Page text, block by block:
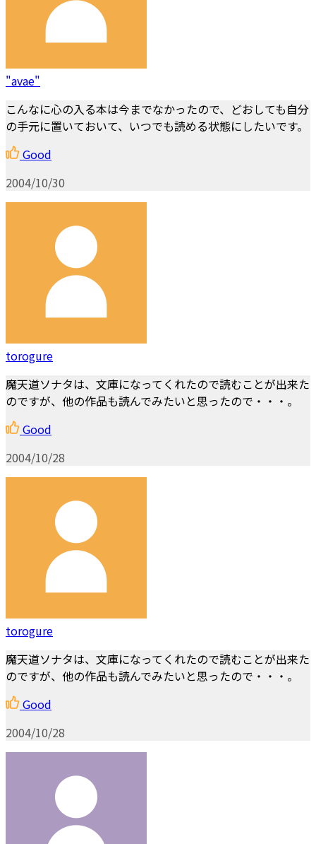
"avae"
こんなに心の入る本は今までなかったので、どおしても自分
の手元に置いておいて、いつでも読める状態にしたいです。
Good
2004/10/30
torogure
魔天道ソナタは、文庫になってくれたので読むことが出来た
のですが、他の作品も読んでみたいと思ったので・・・。
Good
2004/10/28
torogure
魔天道ソナタは、文庫になってくれたので読むことが出来た
のですが、他の作品も読んでみたいと思ったので・・・。
Good
2004/10/28